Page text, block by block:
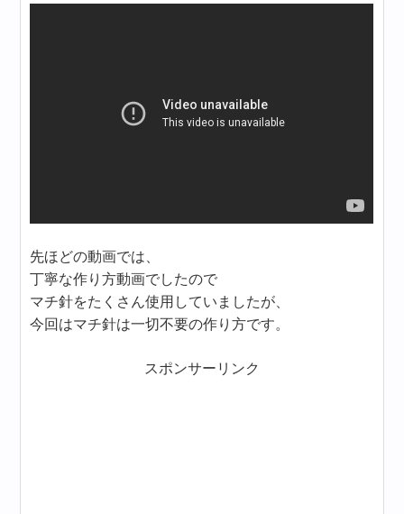
先ほどの動画では、
丁寧な作り方動画でしたので
マチ針をたくさん使用していましたが、
今回はマチ針は一切不要の作り方です。
スポンサーリンク